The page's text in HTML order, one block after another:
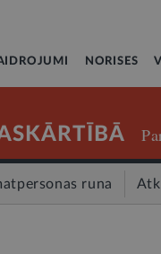
NORISES
runa